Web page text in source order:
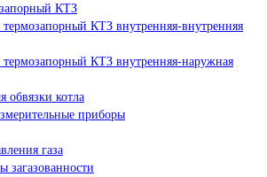
КТЗ
КТЗ внутренняя-внутренняя
термозапорный КТЗ внутренняя-наружная
обвязки котла
приборы
газа
загазованности